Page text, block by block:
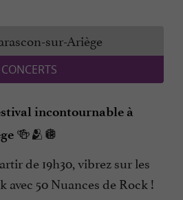
sur-Ariège
CONCERTS
incontournable à
🍻🫂🪩
de 19h30, vibrez sur les
avec 50 Nuances de Rock !